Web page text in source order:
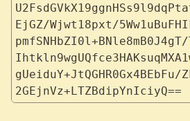
EjGZ/Wjwt18pxt/
2GEjnVz+LTZBdipYnIciyQ==